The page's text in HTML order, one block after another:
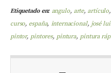
Etiquetado en: angulo, arte, artículo,
curso, españa, internacional, josé
pintor, pintores, pintura, pintura